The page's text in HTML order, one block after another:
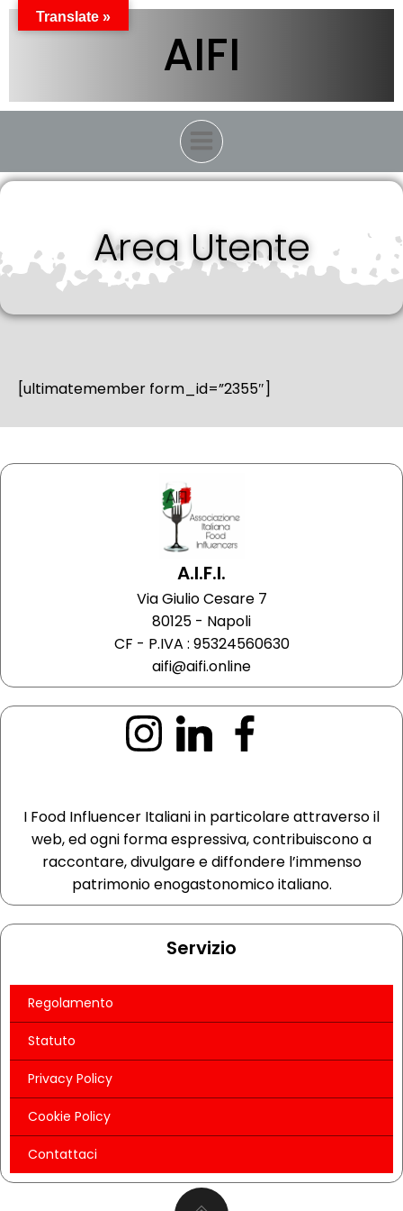
Vai
contenuto
AIFI
Area Utente
[ultimatemember form_id=”2355″]
A.I.F.I.
Via Giulio Cesare 7
80125 - Napoli
CF - P.IVA : 95324560630
aifi@aifi.online
I Food Influencer Italiani in particolare attraverso il
web, ed ogni forma espressiva, contribuiscono a
raccontare, divulgare e diffondere l’immenso
patrimonio enogastonomico italiano.
Servizio
Regolamento
Statuto
Privacy Policy
Cookie Policy
Contattaci
Translate »